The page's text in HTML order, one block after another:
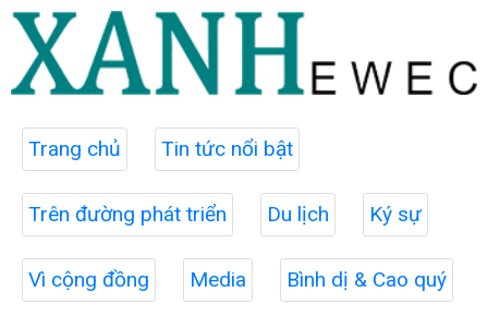
Trang chủ Tin tức nổi bật
Trên đường phát triển Du lịch Ký sự
Vì cộng đồng Media Bình dị & Cao quý